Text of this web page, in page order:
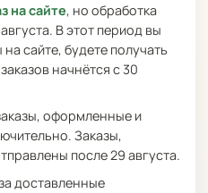
на сайте, но обработка
В этот период вы
сайте, будете получать
начнётся с 30
оформленные и
Заказы,
после 29 августа.
доставленные